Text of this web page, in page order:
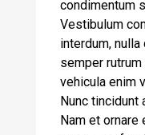
condimentum
Vestibulum
interdum,
semper
vehicula enim
Nunc tincidunt
Nam et ornare